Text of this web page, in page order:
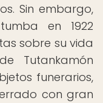
Sin embargo,
en 1922
sobre su vida
Tutankamón
funerarios,
con gran